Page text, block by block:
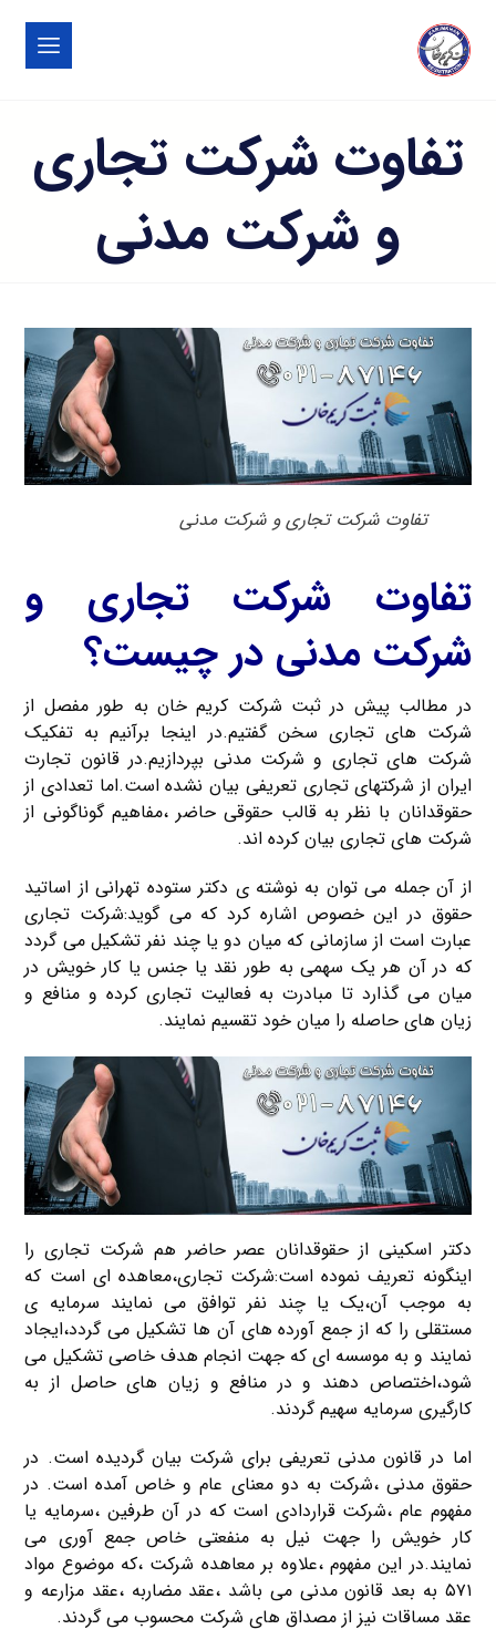
تفاوت شرکت تجاری
و شرکت مدنی
تفاوت شرکت تجاری و شرکت مدنی
تفاوت شرکت تجاری و
شرکت مدنی در چیست؟
در مطالب پیش در ثبت شرکت کریم خان به طور مفصل از
شرکت های تجاری سخن گفتیم.در اینجا برآنیم به تفکیک
شرکت های تجاری و شرکت مدنی بپردازیم.در قانون تجارت
ایران از شرکتهای تجاری تعریفی بیان نشده است.اما تعدادی از
حقوقدانان با نظر به قالب حقوقی حاضر ،مفاهیم گوناگونی از
شرکت های تجاری بیان کرده اند.
از آن جمله می توان به نوشته ی دکتر ستوده تهرانی از اساتید
حقوق در این خصوص اشاره کرد که می گوید:شرکت تجاری
عبارت است از سازمانی که میان دو یا چند نفر تشکیل می گردد
که در آن هر یک سهمی به طور نقد یا جنس یا کار خویش در
میان می گذارد تا مبادرت به فعالیت تجاری کرده و منافع و
زیان های حاصله را میان خود تقسیم نمایند.
دکتر اسکینی از حقوقدانان عصر حاضر هم شرکت تجاری را
اینگونه تعریف نموده است:شرکت تجاری،معاهده ای است که
به موجب آن،یک یا چند نفر توافق می نمایند سرمایه ی
مستقلی را که از جمع آورده های آن ها تشکیل می گردد،ایجاد
نمایند و به موسسه ای که جهت انجام هدف خاصی تشکیل می
شود،اختصاص دهند و در منافع و زیان های حاصل از به
کارگیری سرمایه سهیم گردند.
اما در قانون مدنی تعریفی برای شرکت بیان گردیده است. در
حقوق مدنی ،شرکت به دو معنای عام و خاص آمده است. در
مفهوم عام ،شرکت قراردادی است که در آن طرفین ،سرمایه یا
کار خویش را جهت نیل به منفعتی خاص جمع آوری می
نمایند.در این مفهوم ،علاوه بر معاهده شرکت ،که موضوع مواد
۵۷۱ به بعد قانون مدنی می باشد ،عقد مضاربه ،عقد مزارعه و
عقد مساقات نیز از مصداق های شرکت محسوب می گردند.